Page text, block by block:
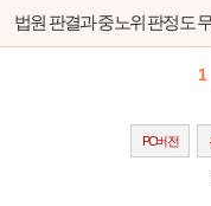
1
PC버전